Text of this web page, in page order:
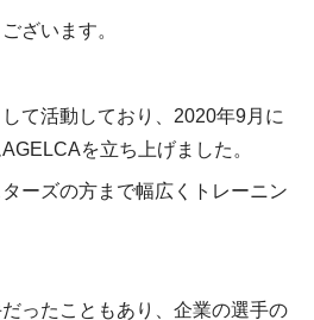
ざいます。
て活動しており、2020年9月に
を立ち上げました。
ーズの方まで幅広くトレーニン
ったこともあり、企業の選手の